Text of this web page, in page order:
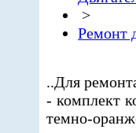
>
Ремонт
..Для
- комплект
темно-